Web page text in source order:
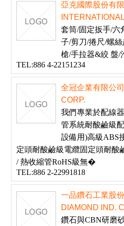
亞克國際股份有
套筒/固定扳手/六
子/剪刀/捲尺/螺
槍/手拉器&絞 盤/
TEL:886 4-22151234
全冠企業有限公
CORP.
我們專業於配線
管系統耐酸鹼級
設備用)高級ABS
定頭耐酸鹼級電纜固定頭耐酸
/ 熱收縮管RoHS級無�
TEL:886 2-22991818
一品鑽石工業股
DIAMOND IND.
鑽石與CBN研磨